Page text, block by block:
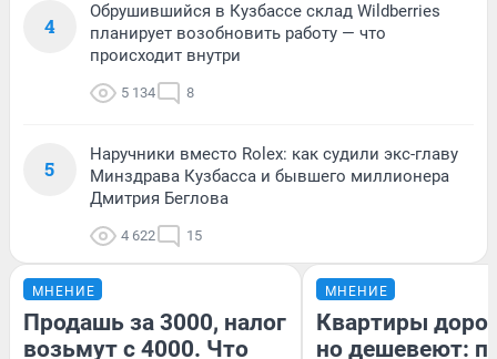
4
Обрушившийся в Кузбассе склад Wildberries
планирует возобновить работу — что
происходит внутри
5 134 8
5
Наручники вместо Rolex: как судили экс-главу
Минздрава Кузбасса и бывшего миллионера
Дмитрия Беглова
4 622 15
МНЕНИЕ
Продашь за 3000, налог
возьмут с 4000. Что
МНЕНИЕ
Квартиры
но дешевеют: